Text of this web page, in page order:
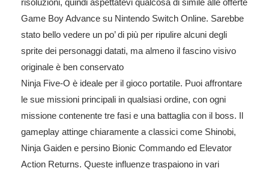
Game Boy Advance su Nintendo Switch Online. Sarebbe
stato bello vedere un po’ di più per ripulire alcuni degli
sprite dei personaggi datati, ma almeno il fascino visivo
originale è ben conservato
Ninja Five-O è ideale per il gioco portatile. Puoi affrontare
le sue missioni principali in qualsiasi ordine, con ogni
missione contenente tre fasi e una battaglia con il boss. Il
gameplay attinge chiaramente a classici come Shinobi,
Ninja Gaiden e persino Bionic Commando ed Elevator
Action Returns. Queste influenze traspaiono in vari